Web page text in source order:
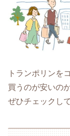
トランポリンを
買うのが安いの
ぜひチェックし